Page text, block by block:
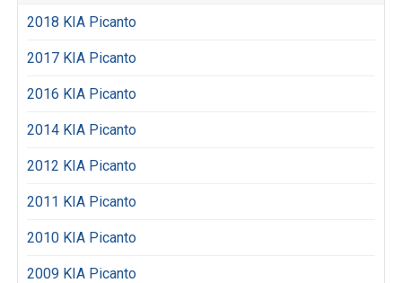
2018 KIA Picanto
2017 KIA Picanto
2016 KIA Picanto
2014 KIA Picanto
2012 KIA Picanto
2011 KIA Picanto
2010 KIA Picanto
2009 KIA Picanto